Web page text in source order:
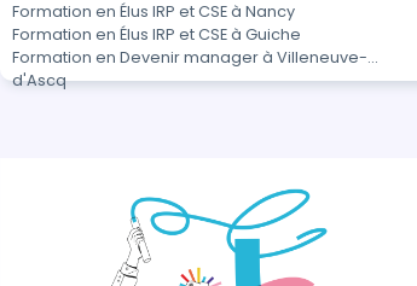
Formation en Élus IRP et CSE à Nancy
Formation en Élus IRP et CSE à Guiche
Formation en Devenir manager à Villeneuve-
d'Ascq